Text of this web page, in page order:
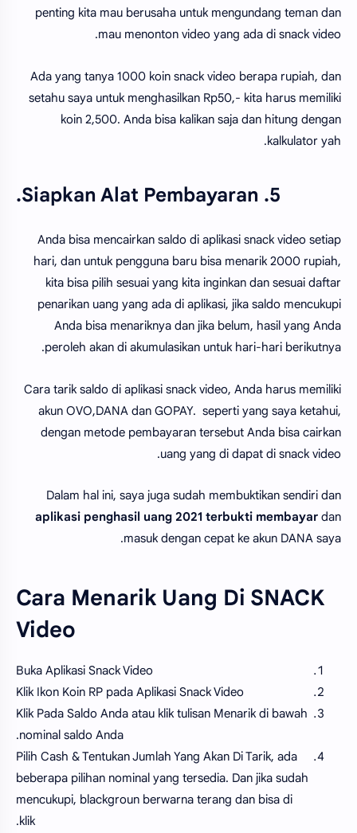
penting kita mau berusaha untuk mengundang teman dan
mau menonton video yang ada di snack video.
Ada yang tanya 1000 koin snack video berapa rupiah, dan
setahu saya untuk menghasilkan Rp50,- kita harus memiliki
koin 2,500. Anda bisa kalikan saja dan hitung dengan
kalkulator yah.
5. Siapkan Alat Pembayaran.
Anda bisa mencairkan saldo di aplikasi snack video setiap
hari, dan untuk pengguna baru bisa menarik 2000 rupiah,
kita bisa pilih sesuai yang kita inginkan dan sesuai daftar
penarikan uang yang ada di aplikasi, jika saldo mencukupi
Anda bisa menariknya dan jika belum, hasil yang Anda
peroleh akan di akumulasikan untuk hari-hari berikutnya.
Cara tarik saldo di aplikasi snack video, Anda harus memiliki
akun OVO,DANA dan GOPAY. seperti yang saya ketahui,
dengan metode pembayaran tersebut Anda bisa cairkan
uang yang di dapat di snack video.
Dalam hal ini, saya juga sudah membuktikan sendiri dan
aplikasi penghasil uang 2021 terbukti membayar dan
masuk dengan cepat ke akun DANA saya.
Cara Menarik Uang Di SNACK
Video
Buka Aplikasi Snack Video
Klik Ikon Koin RP pada Aplikasi Snack Video
Klik Pada Saldo Anda atau klik tulisan Menarik di bawah
nominal saldo Anda.
Pilih Cash & Tentukan Jumlah Yang Akan Di Tarik, ada
beberapa pilihan nominal yang tersedia. Dan jika sudah
mencukupi, blackgroun berwarna terang dan bisa di
klik.